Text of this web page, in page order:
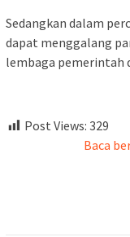
Sedangkan dalam
dapat menggalang
lembaga pemerintah
Post Views: 329
Baca